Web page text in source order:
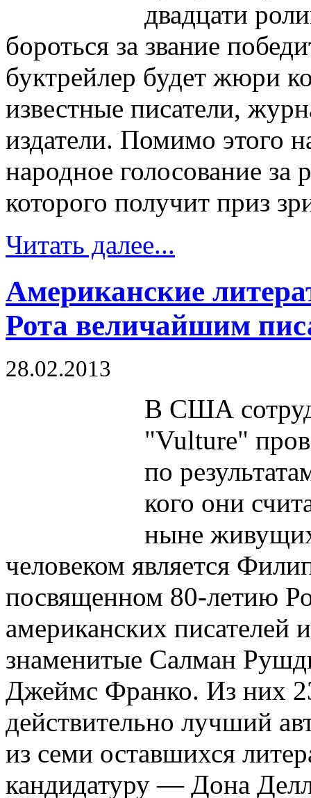
двадцати
бороться за звание
буктрейлер будет жюри
известные писатели,
издатели. Помимо этого
народное голосование за
которого получит приз
Читать далее...
Американские
Рота величайшим
28.02.2013
В США
"Vulture"
по
кого они
ныне
человеком является
посвященном 80-летию
американских писателей
знаменитые Салман
Джеймс Франко. Из них
действительно лучший
из семи оставшихся
кандидатуру — Дона